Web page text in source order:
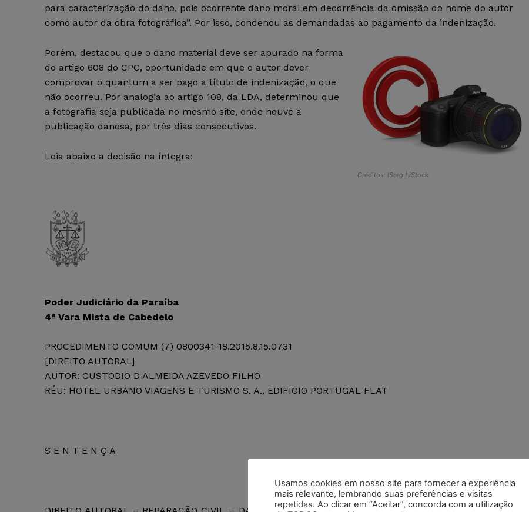
para caracterização do dano, pois ocorrente dano moral em decorrência da omissão do nome do autor
como autor da obra fotográfica”. Por isso, condenou as demandadas ao pagamento da indenização.
Créditos: ISerg | iStock
Porém, destacou que o dano material deve ser apurado na forma
do artigo 608 do CPC, oportunidade em que o autor dever
comprovar o quantum a ser pago a título de indenização, o que
não ocorreu. Por analogia ao artigo 108, da LDA, determinou que
a fotografia seja publicada no mesmo site, onde houve a
publicação danosa, por três dias consecutivos.
Leia abaixo a decisão na íntegra:
Poder Judiciário da Paraíba
4ª Vara Mista de Cabedelo
PROCEDIMENTO COMUM (7) 0800341-18.2015.8.15.0731
[DIREITO AUTORAL]
AUTOR: CUSTODIO D ALMEIDA AZEVEDO FILHO
RÉU: HOTEL URBANO VIAGENS E TURISMO S. A., EDIFICIO PORTUGAL FLAT
S E N T E N Ç A
Usamos cookies em nosso site para fornecer a experiência
mais relevante, lembrando suas preferências e visitas
repetidas. Ao clicar em “Aceitar”, concorda com a utilização